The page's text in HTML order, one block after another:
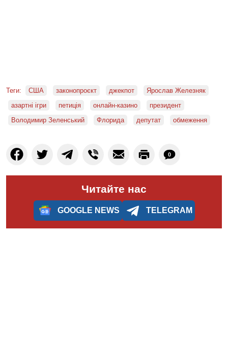
Теги: США законопроєкт джекпот
Ярослав Железняк
азартні ігри
петиція онлайн-казино
президент
Володимир Зеленський
Флорида депутат обмеження
0
Читайте нас
GOOGLE NEWS TELEGRAM